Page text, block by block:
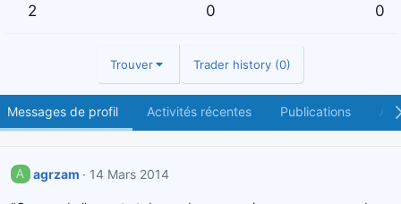
2 0 0
Trouver Trader history (0)
Messages de profil Activités récentes Publications À
A agrzam 14 Mars 2014